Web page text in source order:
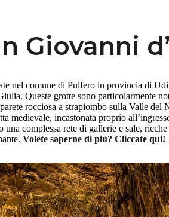
Giovanni
nel comune di Pulfero in provincia di
Queste grotte sono particolarmente
rocciosa a strapiombo sulla Valle del
medievale, incastonata proprio
complessa rete di gallerie e sale,
Volete saperne di più? Cliccate qui!